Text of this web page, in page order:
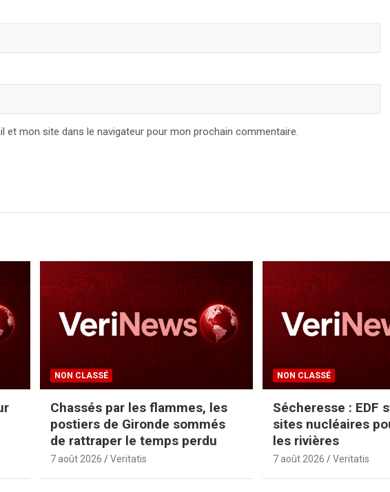
et mon site dans le navigateur pour mon prochain commentaire.
NON CLASSÉ
Chassés par les flammes, les
postiers de Gironde sommés
de rattraper le temps perdu
7 août 2026 Veritatis
NON CLASSÉ
Sécheresse : EDF
sites nucléaires
les rivières
7 août 2026 Veritatis